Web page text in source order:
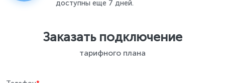
доступны еще 7 дней.
Заказать подключение
тарифного плана